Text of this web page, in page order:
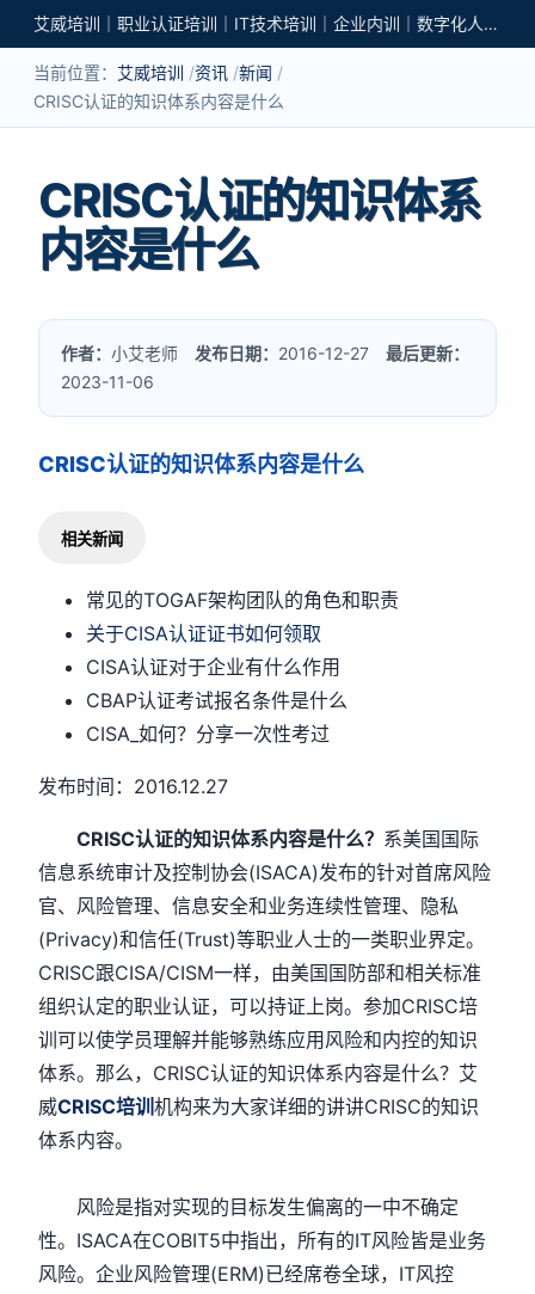
艾威培训｜职业认证培训｜IT技术培训｜企业内训｜数字化人才培养
当前位置： 艾威培训 资讯 新闻
CRISC认证的知识体系内容是什么
CRISC认证的知识体系
内容是什么
作者：小艾老师 发布日期： 2016-12-27最后更新：
2023-11-06
CRISC认证的知识体系内容是什么
相关新闻
常见的TOGAF架构团队的角色和职责
关于CISA认证证书如何领取
CISA认证对于企业有什么作用
CBAP认证考试报名条件是什么
CISA_如何？分享一次性考过
发布时间：2016.12.27
CRISC认证的知识体系内容是什么？ 系美国国际
信息系统审计及控制协会(ISACA)发布的针对首席风险
官、风险管理、信息安全和业务连续性管理、隐私
(Privacy)和信任(Trust)等职业人士的一类职业界定。
CRISC跟CISA/CISM一样，由美国国防部和相关标准
组织认定的职业认证，可以持证上岗。参加CRISC培
训可以使学员理解并能够熟练应用风险和内控的知识
体系。那么，CRISC认证的知识体系内容是什么？艾
威CRISC培训机构来为大家详细的讲讲CRISC的知识
体系内容。
风险是指对实现的目标发生偏离的一中不确定
性。ISACA在COBIT5中指出，所有的IT风险皆是业务
风险。企业风险管理(ERM)已经席卷全球，IT风控